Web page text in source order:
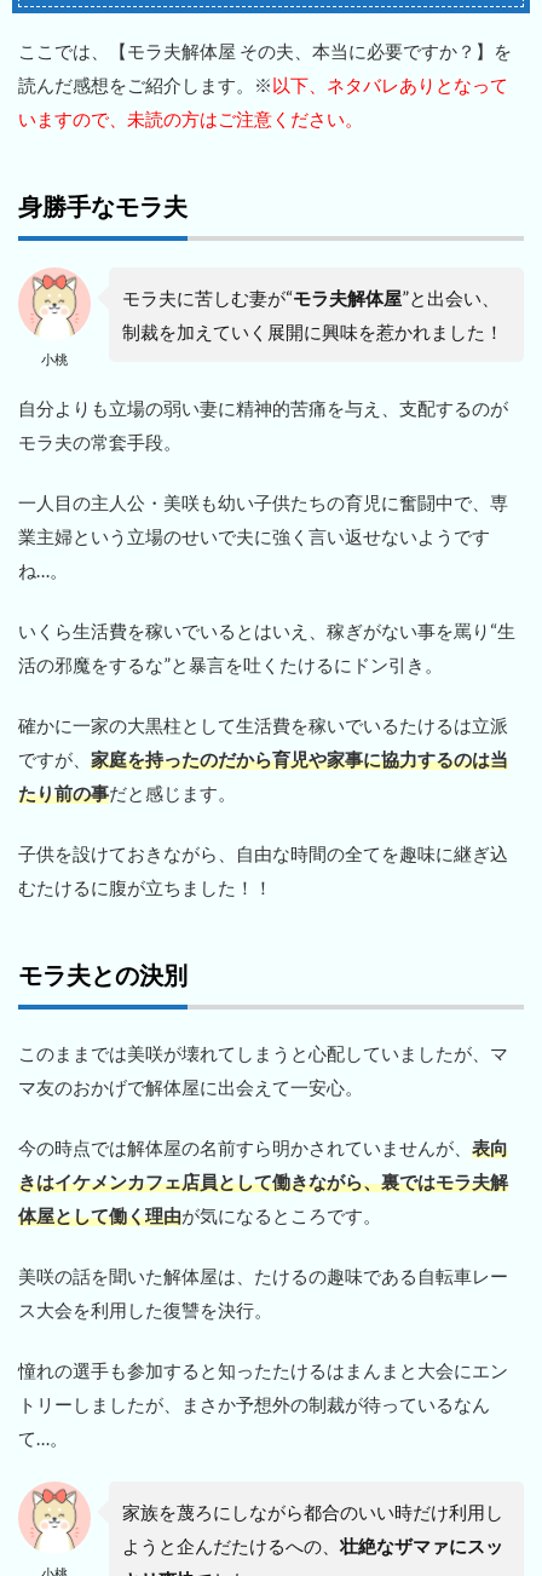
ここでは、【モラ夫解体屋 その夫、本当に必要ですか？】を
読んだ感想をご紹介します。※ 以下、ネタバレありとなって
いますので、未読の方はご注意ください。
身勝手なモラ夫
小桃
モラ夫に苦しむ妻が“モラ夫解体屋”と出会い、
制裁を加えていく展開に興味を惹かれました！
自分よりも立場の弱い妻に精神的苦痛を与え、支配するのが
モラ夫の常套手段。
一人目の主人公・美咲も幼い子供たちの育児に奮闘中で、専
業主婦という立場のせいで夫に強く言い返せないようです
ね…。
いくら生活費を稼いでいるとはいえ、稼ぎがない事を罵り“生
活の邪魔をするな”と暴言を吐くたけるにドン引き。
確かに一家の大黒柱として生活費を稼いでいるたけるは立派
ですが、 家庭を持ったのだから育児や家事に協力するのは当
たり前の事だと感じます。
子供を設けておきながら、自由な時間の全てを趣味に継ぎ込
むたけるに腹が立ちました！！
モラ夫との決別
このままでは美咲が壊れてしまうと心配していましたが、マ
マ友のおかげで解体屋に出会えて一安心。
今の時点では解体屋の名前すら明かされていませんが、 表向
きはイケメンカフェ店員として働きながら、裏ではモラ夫解
体屋として働く理由が気になるところです。
美咲の話を聞いた解体屋は、たけるの趣味である自転車レー
ス大会を利用した復讐を決行。
憧れの選手も参加すると知ったたけるはまんまと大会にエン
トリーしましたが、まさか予想外の制裁が待っているなん
て…。
家族を蔑ろにしながら都合のいい時だけ利用し
ようと企んだたけるへの、壮絶なザマァにスッ